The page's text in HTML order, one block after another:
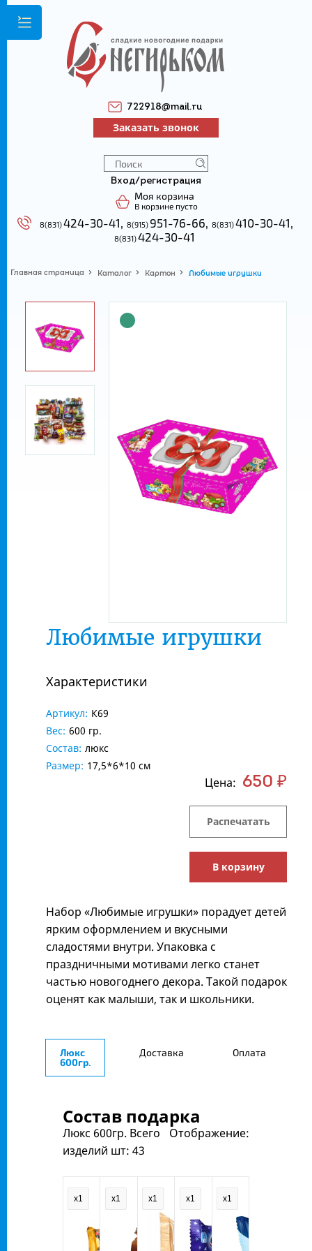
722918@mail.ru
Заказать звонок
Вход/регистрация
Моя корзина
В корзине пусто
8(831)424-30-41, 8(915) 951-76-66, 8(831)410-30-41
8(831)424-30-41
Главная страница Каталог Картон Любимые игрушки
Любимые игрушки
Характеристики
Артикул: К69
Вес: 600 гр.
Состав: люкс
Размер: 17,5*6*10 см
Цена: 650 ₽
Распечатать
В корзину
Набор «Любимые игрушки» порадует детей
ярким оформлением и вкусными
сладостями внутри. Упаковка с
праздничными мотивами легко станет
частью новогоднего декора. Такой подарок
оценят как малыши, так и школьники.
Люкс
600гр.
Доставка Оплата
Состав подарка
Люкс 600гр. Всего
изделий шт: 43
Отображение:
x1 x1 x1 x1 x1